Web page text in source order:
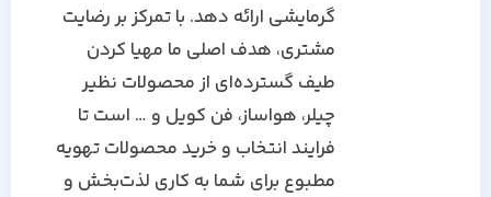
گرمایشی ارائه دهد. با تمرکز بر رضایت
مشتری، هدف اصلی ما مهیا کردن
طیف گسترده‌ای از محصولات نظیر
چیلر، هواساز، فن کویل و … است تا
فرایند انتخاب و خرید محصولات تهویه
مطبوع برای شما به کاری لذت‌بخش و